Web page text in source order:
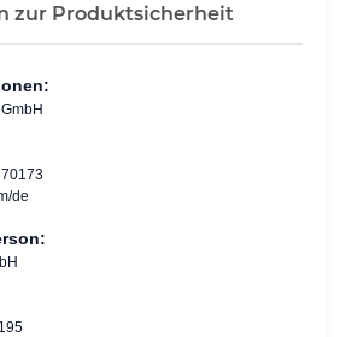
zur Produktsicherheit
de